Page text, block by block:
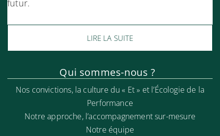
futur.
LIRE LA SUITE
Qui sommes-nous ?
Nos convictions, la culture du « Et » et l’Écologie de la
Performance
Notre approche, l’accompagnement sur-mesure
Notre équipe